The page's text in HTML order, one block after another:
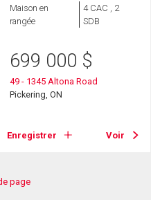
Maison en
rangée
4 CAC , 2
SDB
699 000 $
49 - 1345 Altona Road
Pickering, ON
Enregistrer Voir
page